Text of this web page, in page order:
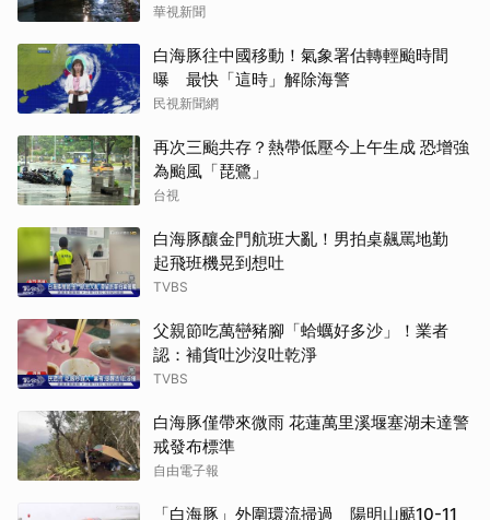
華視新聞
白海豚往中國移動！氣象署估轉輕颱時間
曝 最快「這時」解除海警
民視新聞網
再次三颱共存？熱帶低壓今上午生成 恐增強
為颱風「琵鷺」
台視
白海豚釀金門航班大亂！男拍桌飆罵地勤
起飛班機晃到想吐
TVBS
父親節吃萬巒豬腳「蛤蠣好多沙」！業者
認：補貨吐沙沒吐乾淨
TVBS
白海豚僅帶來微雨 花蓮萬里溪堰塞湖未達警
戒發布標準
自由電子報
「白海豚」外圍環流掃過 陽明山颳10-11